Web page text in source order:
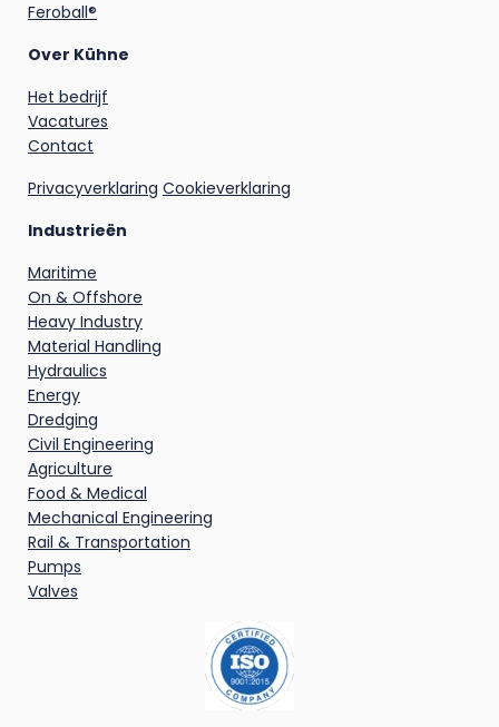
Feroball®
Over Kühne
Het bedrijf
Vacatures
Contact
Privacyverklaring Cookieverklaring
Industrieën
Maritime
On & Offshore
Heavy Industry
Material Handling
Hydraulics
Energy
Dredging
Civil Engineering
Agriculture
Food & Medical
Mechanical Engineering
Rail & Transportation
Pumps
Valves